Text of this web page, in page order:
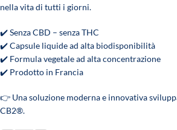
nella vita di tutti i giorni.
✔️ Senza CBD – senza THC
✔️ Capsule liquide ad alta biodisponibilità
✔️ Formula vegetale ad alta concentrazione
✔️ Prodotto in Francia
👉 Una soluzione moderna e innovativa
CB2®.